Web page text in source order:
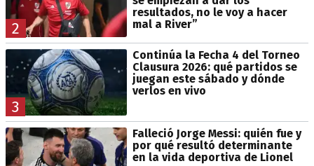
2
resultados, no le voy a hacer
mal a River”
3
Continúa la Fecha 4 del Torneo
Clausura 2026: qué partidos se
juegan este sábado y dónde
verlos en vivo
Falleció Jorge Messi: quién fue y
por qué resultó determinante
en la vida deportiva de Lionel